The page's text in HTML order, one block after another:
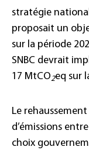
stratégie
proposait un
sur la période
SNBC devrait
17 MtCO2eq sur
Le
d’émissions
choix